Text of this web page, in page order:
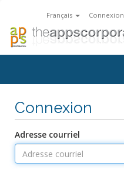
Français Connexion
Connexion
Adresse courriel